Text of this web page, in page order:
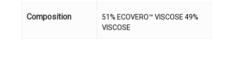
Κανένα προϊόν στο
Composition
51% ECOVERO™ VISCOSE 49%
VISCOSE